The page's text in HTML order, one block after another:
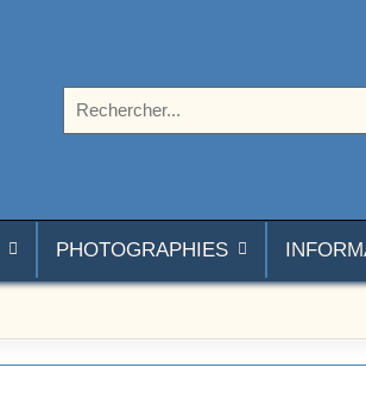
PHOTOGRAPHIES